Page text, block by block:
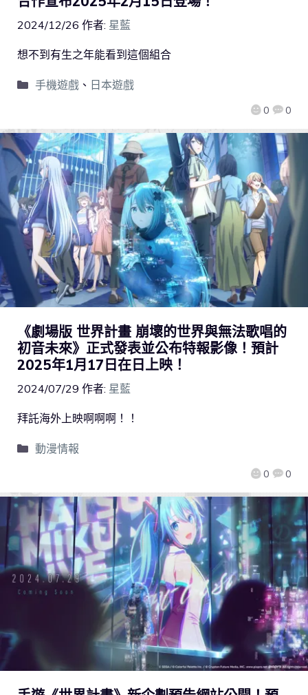
2024/12/26 作者: 星藍
0 0
想不到有生之年能看到這個組合
手機遊戲、 日本遊戲
《劇場版 世界計畫 崩壞的世界與無法歌唱的
初音未來》正式發表並公布特報影像！預計
2025年1月17日在日上映！
2024/07/29 作者: 星藍
0 0
拜託海外上映啊啊啊！！
動漫情報